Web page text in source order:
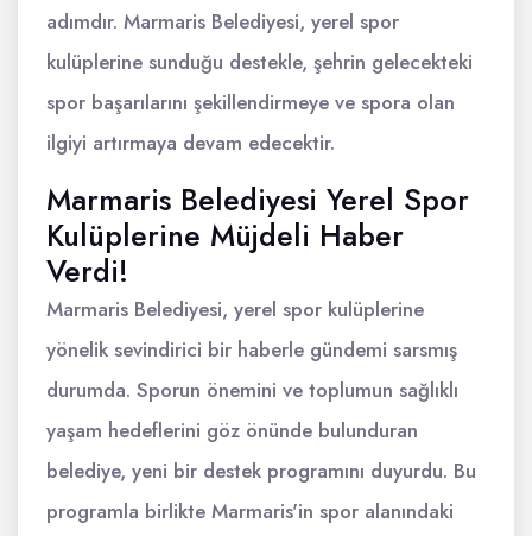
adımdır. Marmaris Belediyesi, yerel spor
kulüplerine sunduğu destekle, şehrin gelecekteki
spor başarılarını şekillendirmeye ve spora olan
ilgiyi artırmaya devam edecektir.
Marmaris Belediyesi Yerel Spor
Kulüplerine Müjdeli Haber
Verdi!
Marmaris Belediyesi, yerel spor kulüplerine
yönelik sevindirici bir haberle gündemi sarsmış
durumda. Sporun önemini ve toplumun sağlıklı
yaşam hedeflerini göz önünde bulunduran
belediye, yeni bir destek programını duyurdu. Bu
programla birlikte Marmaris'in spor alanındaki